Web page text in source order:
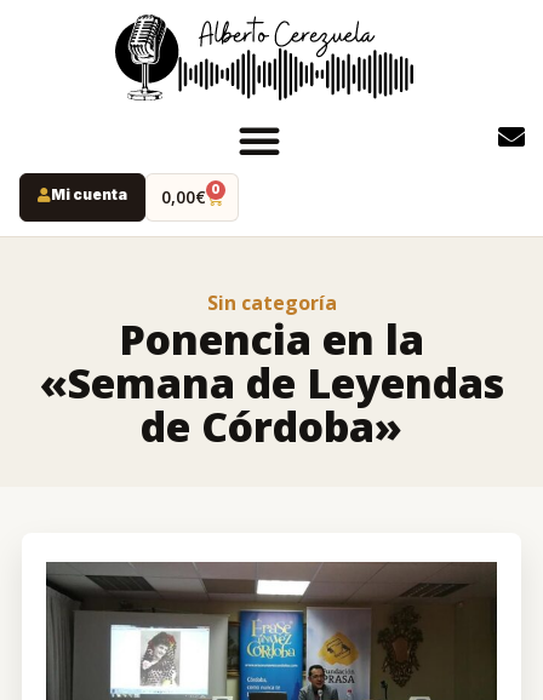
INICIO
INSTAGRAM
RUTAS MISTERIO
TIENDA
Mi cuenta 0,00€ 0
Sin categoría
Ponencia en la
«Semana de Leyendas
de Córdoba»